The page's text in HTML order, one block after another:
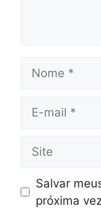
mail
Salvar
próxima